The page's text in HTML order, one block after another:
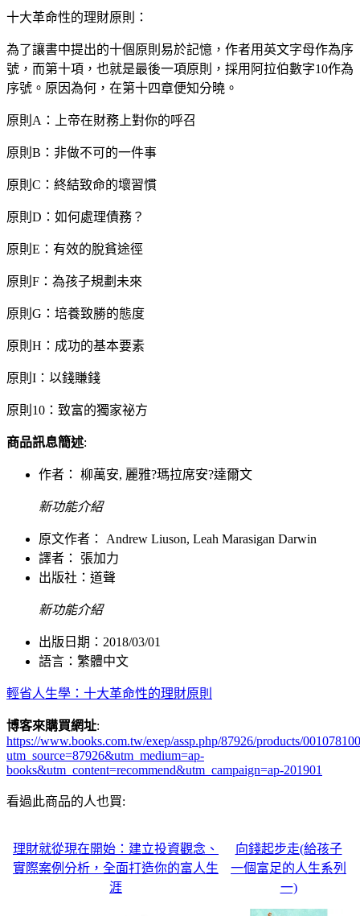
十大革命性的理財原則：
為了讓書中提出的十個原則易於記憶，作者用英文字母作為序
號，而第十項，也就是最後一項原則，採用阿拉伯數字10作為
序號。原因為何，在第十四章便知分曉。
原則A：上帝在財務上對你的呼召
原則B：非做不可的一件事
原則C：終結致命的壞習慣
原則D：如何處理債務？
原則E：有效的脫貧途徑
原則F：為孩子規劃未來
原則G：培養致勝的態度
原則H：成功的基本要素
原則I：以錢賺錢
原則10：致富的獨家祕方
商品訊息簡述:
作者： 柳萬安, 麗雅?瑪拉席安?達爾文
新功能介紹
原文作者： Andrew Liuson, Leah Marasigan Darwin
譯者： 張加力
出版社： 道聲
新功能介紹
出版日期：2018/03/01
語言：繁體中文
輕省人生學：十大革命性的理財原則
博客來購買網址:
https://www.books.com.tw/exep/assp.php/87926/products/
utm_source=87926&utm_medium=ap-
books&utm_content=recommend&utm_campaign=ap-201901
看過此商品的人也買:
理財就從現在開始：建立投資觀念、
實際案例分析，全面打造你的富人生
涯
向錢起步走(給孩子
一個富足的人生系列
一)